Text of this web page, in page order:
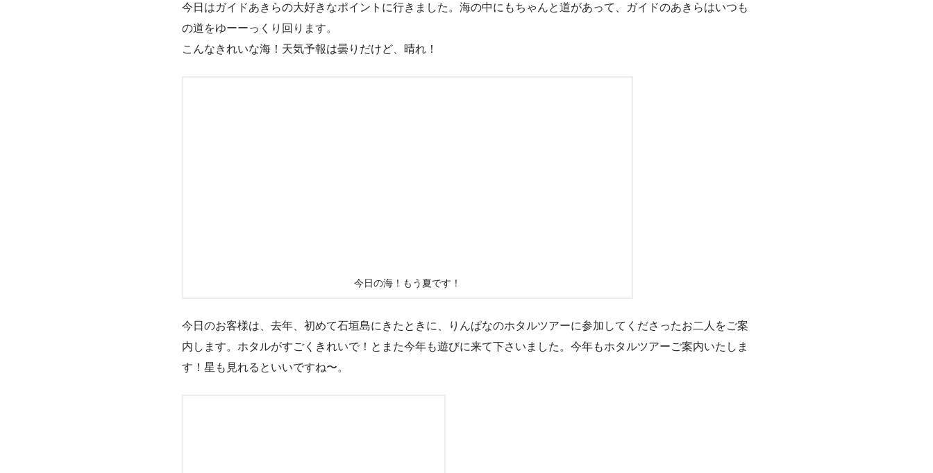
今日はガイドあきらの大好きなポイントに行きました。海の中にもちゃんと道があって、ガイドのあきらはいつも
の道をゆーーっくり回ります。
こんなきれいな海！天気予報は曇りだけど、晴れ！
今日の海！もう夏です！
今日のお客様は、去年、初めて石垣島にきたときに、りんぱなのホタルツアーに参加してくださったお二人をご案
内します。ホタルがすごくきれいで！とまた今年も遊びに来て下さいました。今年もホタルツアーご案内いたしま
す！星も見れるといいですね〜。